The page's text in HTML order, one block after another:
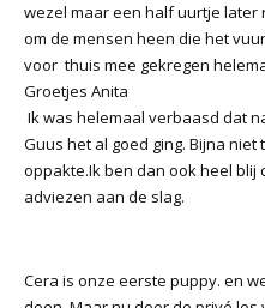
wezel maar een half uurtje later
om de mensen heen die het
voor thuis mee gekregen
Groetjes Anita
Ik was helemaal verbaasd dat
Guus het al goed ging. Bijna
oppakte.Ik ben dan ook heel blij
adviezen aan de slag.
Cera is onze eerste puppy. en